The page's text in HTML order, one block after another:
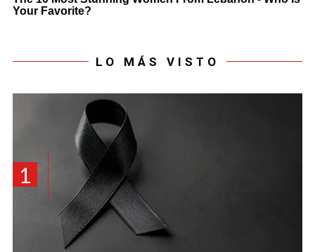
LO MÁS VISTO
1